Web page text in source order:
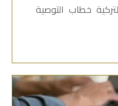
خطاب التوصية